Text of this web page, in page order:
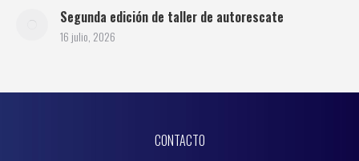
Segunda edición de taller de autorescate
16 julio, 2026
CONTACTO